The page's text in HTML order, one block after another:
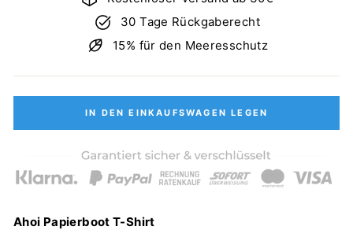
30 Tage Rückgaberecht
15% für den Meeresschutz
IN DEN EINKAUFSWAGEN LEGEN
Ahoi Papierboot T-Shirt